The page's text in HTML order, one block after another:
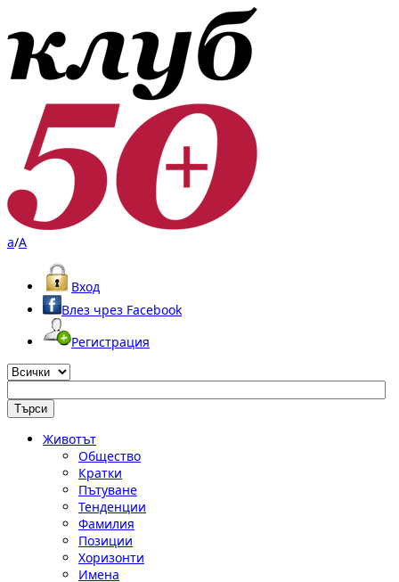
a/A
Вход
Влез чрез Facebook
Регистрация
Животът
Общество
Кратки
Пътуване
Тенденции
Фамилия
Позиции
Хоризонти
Имена